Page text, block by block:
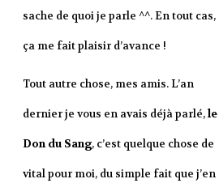
sache de quoi je parle ^^. En tout cas,
ça me fait plaisir d’avance !
Tout autre chose, mes amis. L’an
dernier je vous en avais déjà parlé,le
Don du Sang, c’est quelque chose de
vital pour moi, du simple fait que j’en